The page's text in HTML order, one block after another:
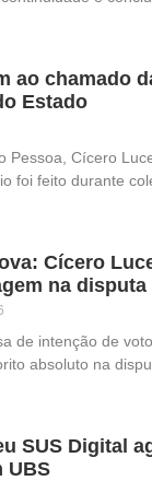
ao chamado
Estado
Pessoa, Cícero
foi feito durante
Cícero
na
de intenção de
absoluto na
SUS Digital
UBS